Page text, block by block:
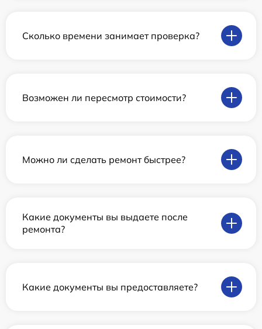
Сколько времени занимает проверка?
Возможен ли пересмотр стоимости?
Можно ли сделать ремонт быстрее?
Какие документы вы выдаете после
ремонта?
Какие документы вы предоставляете?